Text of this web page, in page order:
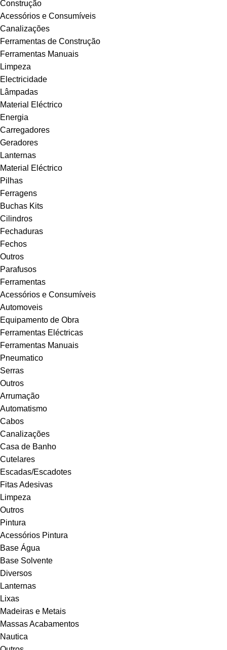
Construção
Acessórios e Consumíveis
Canalizações
Ferramentas de Construção
Ferramentas Manuais
Limpeza
Electricidade
Lâmpadas
Material Eléctrico
Energia
Carregadores
Geradores
Lanternas
Material Eléctrico
Pilhas
Ferragens
Buchas Kits
Cilindros
Fechaduras
Fechos
Outros
Parafusos
Ferramentas
Acessórios e Consumíveis
Automoveis
Equipamento de Obra
Ferramentas Eléctricas
Ferramentas Manuais
Pneumatico
Serras
Outros
Arrumação
Automatismo
Cabos
Canalizações
Casa de Banho
Cutelares
Escadas/Escadotes
Fitas Adesivas
Limpeza
Outros
Pintura
Acessórios Pintura
Base Água
Base Solvente
Diversos
Lanternas
Lixas
Madeiras e Metais
Massas Acabamentos
Nautica